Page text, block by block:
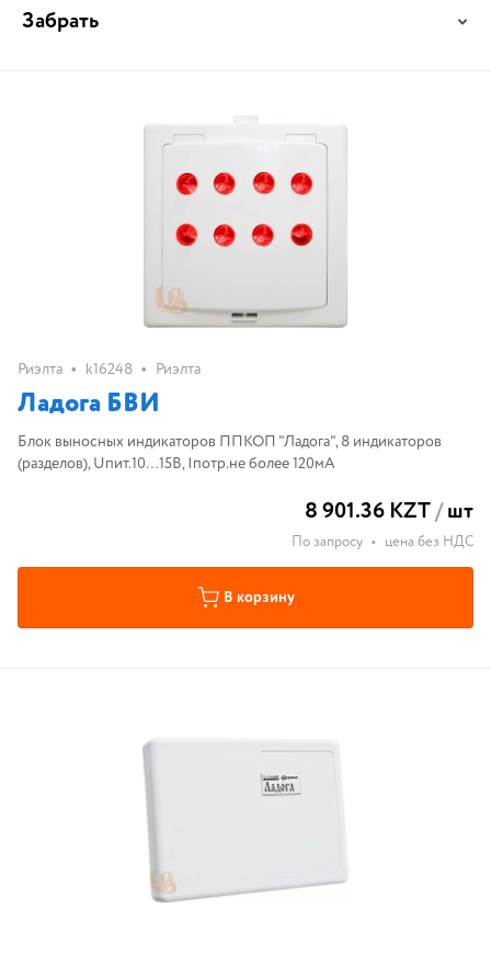
Забрать
Риэлта • k16248 • Риэлта
Ладога БВИ
Блок выносных индикаторов ППКОП "Ладога", 8 индикаторов
(разделов), Uпит.10…15В, Iпотр.не более 120мА
8 901.36 KZT/шт
По запросу • цена без НДС
В корзину